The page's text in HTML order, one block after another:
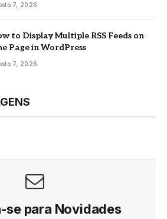
7, 2026
to Display Multiple RSS Feeds on
Page in WordPress
7, 2026
se para Novidades